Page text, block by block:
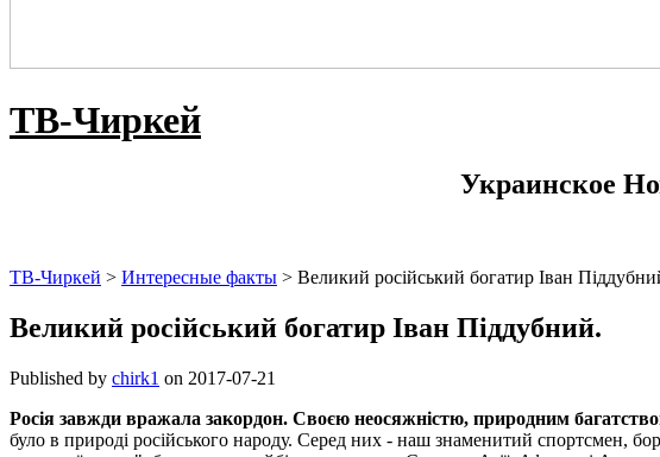
ТВ-Чиркей
Украинское
ТВ-Чиркей > Интересные факты > Великий російський богатир Іван
Великий російський богатир Іван Піддубний.
Published by chirk1 on 2017-07-21
Росія завжди вражала закордон. Своєю неосяжністю, природним
було в природі російського народу. Серед них - наш знаменитий спортсмен,